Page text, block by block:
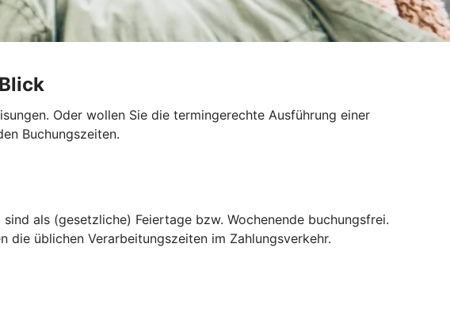
Oder wollen Sie die termingerechte Ausführung einer
Buchungszeiten.
als (gesetzliche) Feiertage bzw. Wochenende buchungsfrei.
üblichen Verarbeitungszeiten im Zahlungsverkehr.